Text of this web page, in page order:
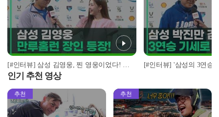
[#인터뷰] 삼성 김영웅, 찐 영웅이었다! 통산 두 번째 만루홈런 폭발 I #베이스볼투나잇 2025.03.25
인기 추천 영상
추천 추천